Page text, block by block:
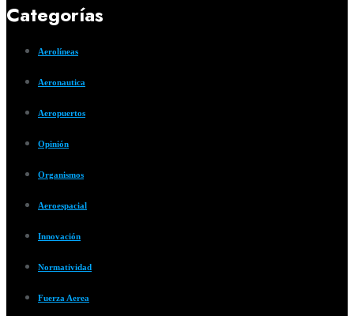
Categorías
Aerolíneas
Aeronautica
Aeropuertos
Opinión
Organismos
Aeroespacial
Innovación
Normatividad
Fuerza Aerea